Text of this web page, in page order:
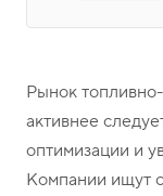
н
Рынок
активнее
оптимизации и
Компании ищут